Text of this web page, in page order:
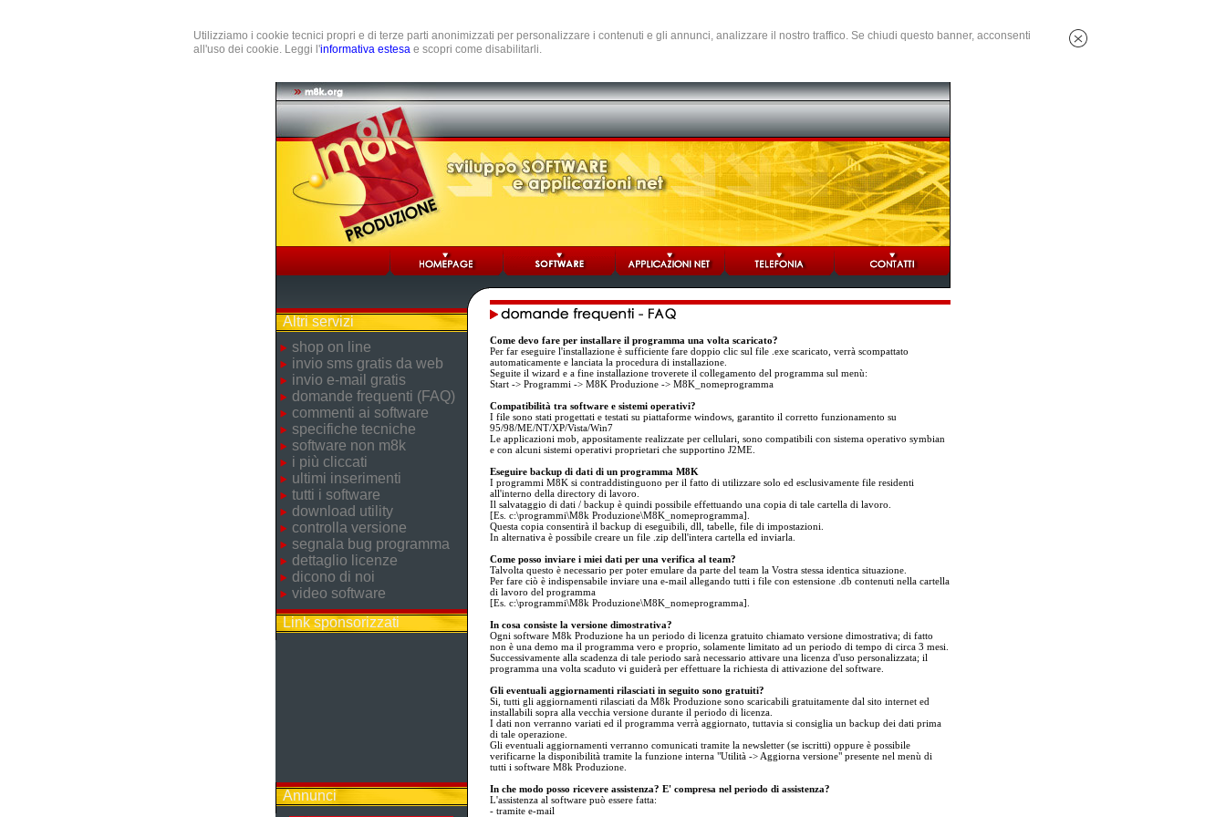
Utilizziamo i cookie tecnici propri e di terze parti anonimizzati per personalizzare i contenuti e gli annunci, analizzare il nostro traffico. Se chiudi questo banner, acconsenti
all'uso dei cookie. Leggi l'informativa estesa e scopri come disabilitarli.
Altri servizi
shop on line
invio sms gratis da web
invio e-mail gratis
domande frequenti (FAQ)
commenti ai software
specifiche tecniche
software non m8k
i più cliccati
ultimi inserimenti
tutti i software
download utility
controlla versione
segnala bug programma
dettaglio licenze
dicono di noi
video software
Link sponsorizzati
Annunci
Come devo fare per installare il programma una volta scaricato?
Per far eseguire l'installazione è sufficiente fare doppio clic sul file .exe scaricato, verrà scompattato
automaticamente e lanciata la procedura di installazione.
Seguite il wizard e a fine installazione troverete il collegamento del programma sul menù:
Start -> Programmi -> M8K Produzione -> M8K_nomeprogramma
Compatibilità tra software e sistemi operativi?
I file sono stati progettati e testati su piattaforme windows, garantito il corretto funzionamento su
95/98/ME/NT/XP/Vista/Win7
Le applicazioni mob, appositamente realizzate per cellulari, sono compatibili con sistema operativo symbian
e con alcuni sistemi operativi proprietari che supportino J2ME.
Eseguire backup di dati di un programma M8K
I programmi M8K si contraddistinguono per il fatto di utilizzare solo ed esclusivamente file residenti
all'interno della directory di lavoro.
Il salvataggio di dati / backup è quindi possibile effettuando una copia di tale cartella di lavoro.
[Es. c:\programmi\M8k Produzione\M8K_nomeprogramma].
Questa copia consentirà il backup di eseguibili, dll, tabelle, file di impostazioni.
In alternativa è possibile creare un file .zip dell'intera cartella ed inviarla.
Come posso inviare i miei dati per una verifica al team?
Talvolta questo è necessario per poter emulare da parte del team la Vostra stessa identica situazione.
Per fare ciò è indispensabile inviare una e-mail allegando tutti i file con estensione .db contenuti nella cartella
di lavoro del programma
[Es. c:\programmi\M8k Produzione\M8K_nomeprogramma].
In cosa consiste la versione dimostrativa?
Ogni software M8k Produzione ha un periodo di licenza gratuito chiamato versione dimostrativa; di fatto
non è una demo ma il programma vero e proprio, solamente limitato ad un periodo di tempo di circa 3 mesi.
Successivamente alla scadenza di tale periodo sarà necessario attivare una licenza d'uso personalizzata; il
programma una volta scaduto vi guiderà per effettuare la richiesta di attivazione del software.
Gli eventuali aggiornamenti rilasciati in seguito sono gratuiti?
Si, tutti gli aggiornamenti rilasciati da M8k Produzione sono scaricabili gratuitamente dal sito internet ed
installabili sopra alla vecchia versione durante il periodo di licenza.
I dati non verranno variati ed il programma verrà aggiornato, tuttavia si consiglia un backup dei dati prima
di tale operazione.
Gli eventuali aggiornamenti verranno comunicati tramite la newsletter (se iscritti) oppure è possibile
verificarne la disponibilità tramite la funzione interna "Utilità -> Aggiorna versione" presente nel menù di
tutti i software M8k Produzione.
In che modo posso ricevere assistenza? E' compresa nel periodo di assistenza?
L'assistenza al software può essere fatta:
- tramite e-mail